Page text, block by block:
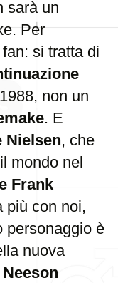
sarà un
Per
si tratta di
non un
. E
Nielsen, che
mondo nel
Frank
più con noi,
personaggio è
nuova